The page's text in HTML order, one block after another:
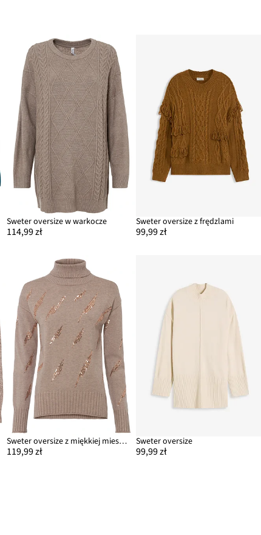
Sweter oversize w warkocze
114,99 zł
Sweter oversize z frędzlami
99,99 zł
Sweter oversize z miękkiej mieszanki wiskozy
119,99 zł
Sweter oversize
99,99 zł